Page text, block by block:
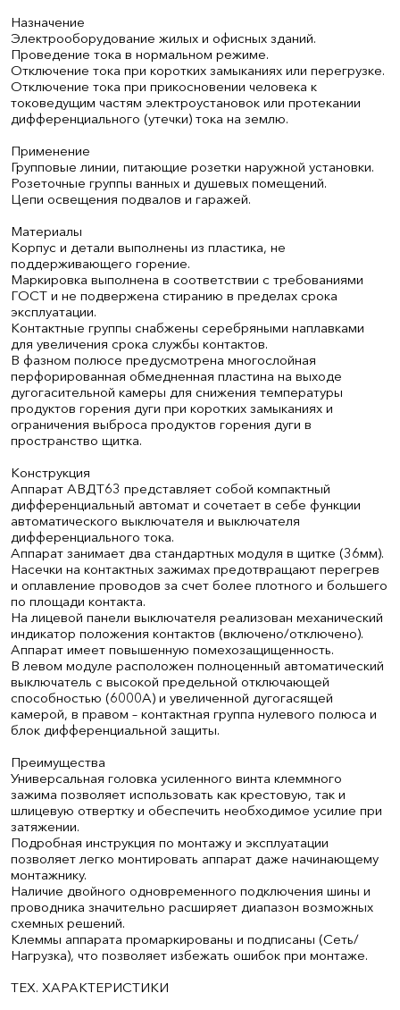
Назначение
Электрооборудование жилых и офисных зданий.
Проведение тока в нормальном режиме.
Отключение тока при коротких замыканиях или перегрузке.
Отключение тока при прикосновении человека к
токоведущим частям электроустановок или протекании
дифференциального (утечки) тока на землю.
Применение
Групповые линии, питающие розетки наружной установки.
Розеточные группы ванных и душевых помещений.
Цепи освещения подвалов и гаражей.
Материалы
Корпус и детали выполнены из пластика, не
поддерживающего горение.
Маркировка выполнена в соответствии с требованиями
ГОСТ и не подвержена стиранию в пределах срока
эксплуатации.
Контактные группы снабжены серебряными наплавками
для увеличения срока службы контактов.
В фазном полюсе предусмотрена многослойная
перфорированная обмедненная пластина на выходе
дугогасительной камеры для снижения температуры
продуктов горения дуги при коротких замыканиях и
ограничения выброса продуктов горения дуги в
пространство щитка.
Конструкция
Аппарат АВДТ63 представляет собой компактный
дифференциальный автомат и сочетает в себе функции
автоматического выключателя и выключателя
дифференциального тока.
Аппарат занимает два стандартных модуля в щитке (36мм).
Насечки на контактных зажимах предотвращают перегрев
и оплавление проводов за счет более плотного и большего
по площади контакта.
На лицевой панели выключателя реализован механический
индикатор положения контактов (включено/отключено).
Аппарат имеет повышенную помехозащищенность.
В левом модуле расположен полноценный автоматический
выключатель с высокой предельной отключающей
способностью (6000А) и увеличенной дугогасящей
камерой, в правом – контактная группа нулевого полюса и
блок дифференциальной защиты.
Преимущества
Универсальная головка усиленного винта клеммного
зажима позволяет использовать как крестовую, так и
шлицевую отвертку и обеспечить необходимое усилие при
затяжении.
Подробная инструкция по монтажу и эксплуатации
позволяет легко монтировать аппарат даже начинающему
монтажнику.
Наличие двойного одновременного подключения шины и
проводника значительно расширяет диапазон возможных
схемных решений.
Клеммы аппарата промаркированы и подписаны (Сеть/
Нагрузка), что позволяет избежать ошибок при монтаже.
ТЕХ. ХАРАКТЕРИСТИКИ